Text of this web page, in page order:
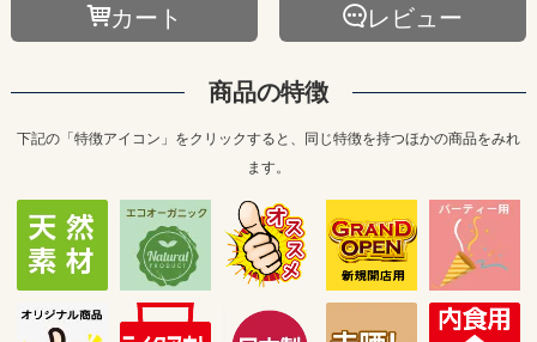
カート レビュー
商品の特徴
下記の「特徴アイコン」をクリックすると、同じ特徴を持つほかの商品をみれ
ます。